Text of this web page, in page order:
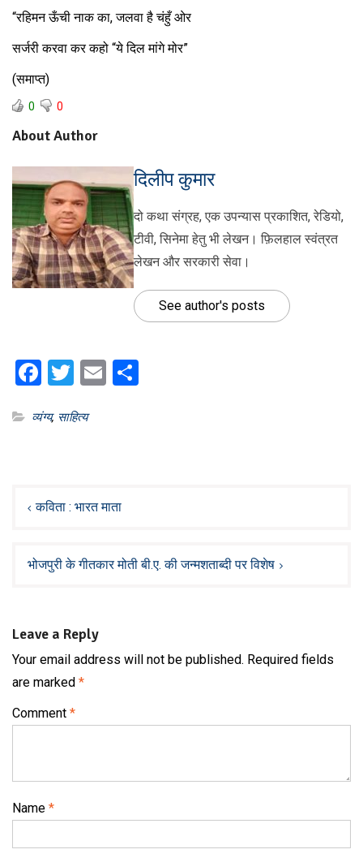
“रहिमन ऊँची नाक का, जलवा है चंहुँ ओर
सर्जरी करवा कर कहो “ये दिल मांगे मोर”
(समाप्त)
0 0
About Author
दिलीप कुमार
दो कथा संग्रह, एक उपन्यास प्रकाशित, रेडियो,
टीवी, सिनेमा हेतु भी लेखन। फ़िलहाल स्वंत्रत
लेखन और सरकारी सेवा।
See author's posts
Facebook
Twitter
Email
व्यंग्य, साहित्य
navigation
कविता : भारत माता
भोजपुरी के गीतकार मोती बी.ए. की जन्मशताब्दी पर विशेष
Leave a Reply
Your email address will not be published. Required fields
are marked *
Comment *
Name *